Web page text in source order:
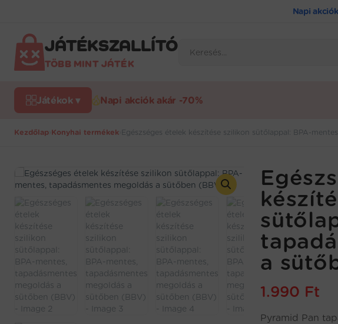
Napi
JÁTÉKSZALLÍTÓ
TÖBB MINT JÁTÉK
search
Játékok ▾ Napi akciók akár -70%
Kezdőlap Konyhai termékek Egészséges ételek készítése szilikon sütőlappal: BPA-
a
1.990 Ft
Pyramid Pan